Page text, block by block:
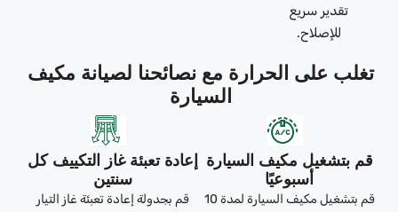
تقدير سريع
للإصلاح.
تغلب على الحرارة مع نصائحنا لصيانة مكيف
السيارة
قم بتشغيل مكيف السيارة
أسبوعيًا
قم بتشغيل مكيف السيارة لمدة 10
إعادة تعبئة غاز التكييف كل
سنتين
قم بجدولة إعادة تعبئة غاز التيار